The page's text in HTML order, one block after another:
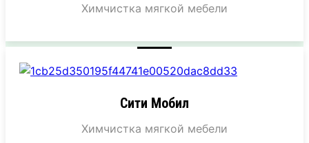
Химчистка мягкой мебели
Сити Мобил
Химчистка мягкой мебели